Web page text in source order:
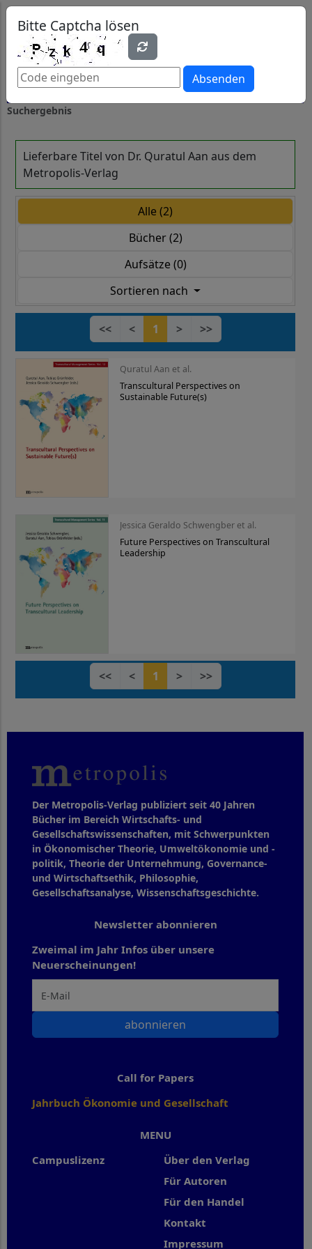
Bitte Captcha lösen
Absenden
Suchergebnis
Lieferbare Titel von Dr. Quratul Aan aus dem
Metropolis-Verlag
Alle (2)
Bücher (2)
Aufsätze (0)
Sortieren nach
<< < 1 > >>
Quratul Aan et al.
Transcultural Perspectives on
Sustainable Future(s)
Jessica Geraldo Schwengber et al.
Future Perspectives on Transcultural
Leadership
<< < 1 > >>
Der Metropolis-Verlag publiziert seit 40 Jahren
Bücher im Bereich Wirtschafts- und
Gesellschaftswissenschaften, mit Schwerpunkten
in Ökonomischer Theorie, Umweltökonomie und -
politik, Theorie der Unternehmung, Governance-
und Wirtschaftsethik, Philosophie,
Gesellschaftsanalyse, Wissenschaftsgeschichte.
MENU
Campuslizenz
Über den Verlag
Für Autoren
Für den Handel
Kontakt
Impressum
Newsletter abonnieren
Zweimal im Jahr Infos über unsere
Neuerscheinungen!
abonnieren
Call for Papers
Jahrbuch Ökonomie und Gesellschaft